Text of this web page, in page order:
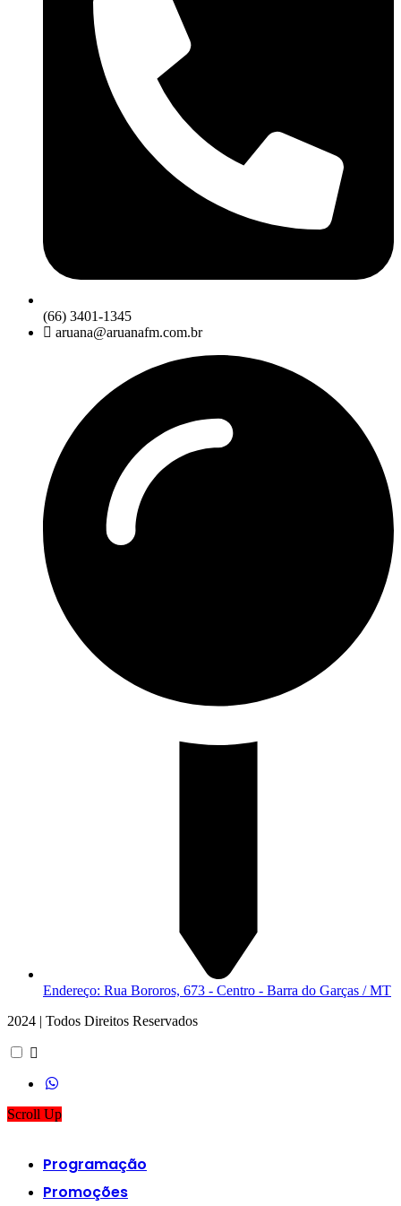
(66) 3401-1345
aruana@aruanafm.com.br
Endereço: Rua Bororos, 673 - Centro - Barra do Garças / MT
2024 | Todos Direitos Reservados
Scroll Up
Programação
Promoções